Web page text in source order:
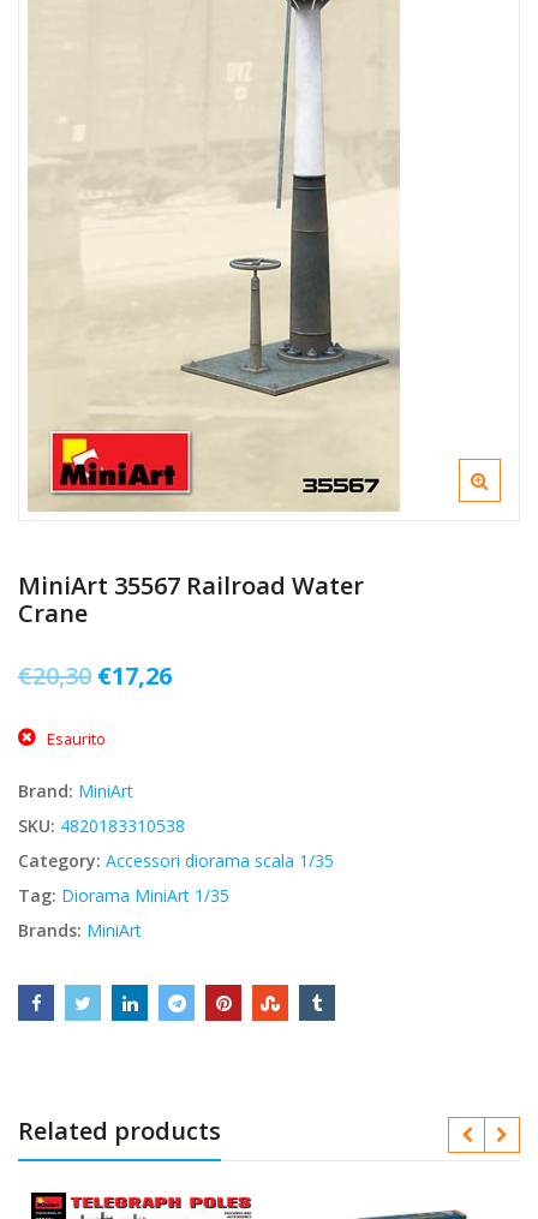
MiniArt 35567 Railroad Water
Crane
€20,30 Il
originale
era:
€20,30.
€17,26Il
€17,26.
Esaurito
Brand: MiniArt
SKU: 4820183310538
Category: Accessori diorama scala 1/35
Tag: Diorama MiniArt 1/35
Brands: MiniArt
Related products